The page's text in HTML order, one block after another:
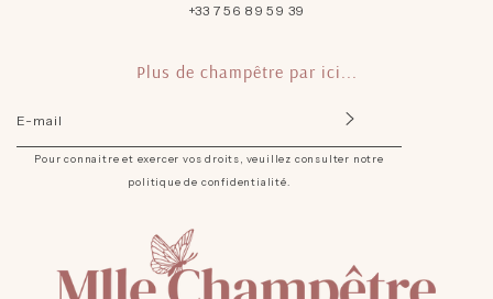
+33 7 56 89 59 39
Plus de champêtre par ici...
VOUS
POUR
Pour connaitre et exercer vos droits, veuillez consulter notre
politique de confidentialité.